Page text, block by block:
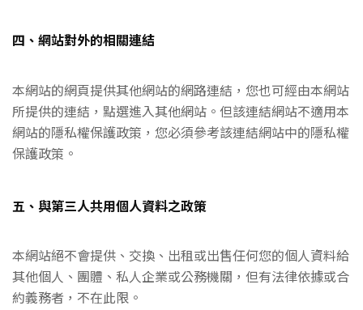
四、網站對外的相關連結
本網站的網頁提供其他網站的網路連結，您也可經由本網站
所提供的連結，點選進入其他網站。但該連結網站不適用本
網站的隱私權保護政策，您必須參考該連結網站中的隱私權
保護政策。
五、與第三人共用個人資料之政策
本網站絕不會提供、交換、出租或出售任何您的個人資料給
其他個人、團體、私人企業或公務機關，但有法律依據或合
約義務者，不在此限。